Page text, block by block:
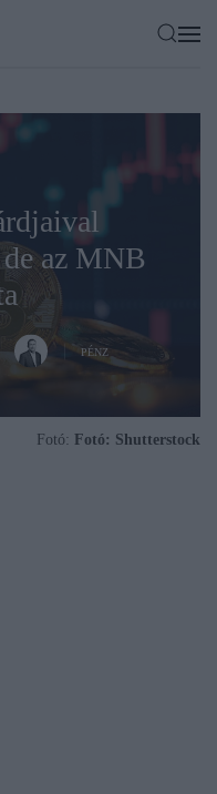
az MNB
PÉNZ
Fotó: Fotó: Shutterstock